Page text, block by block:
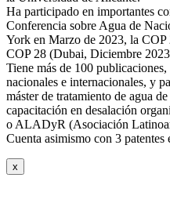
Ha participado en importantes
Conferencia sobre Agua de
York en Marzo de 2023, la
COP 28 (Dubai, Diciembre
Tiene más de 100
nacionales e internacionales, y
máster de tratamiento de agua
capacitación en desalación
o ALADyR (Asociación
Cuenta asimismo con 3 patentes
x